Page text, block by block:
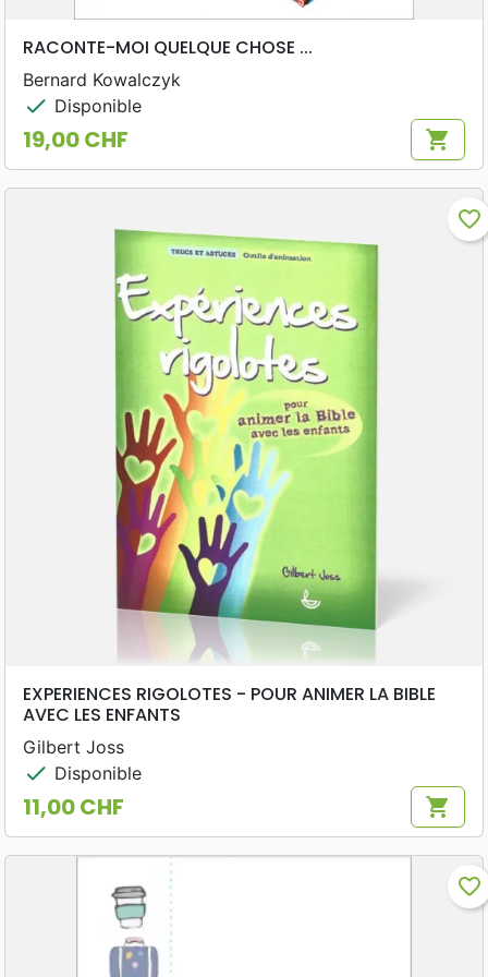
RACONTE-MOI QUELQUE CHOSE ...
Bernard Kowalczyk
check Disponible
Prix
19,00 CHF shopping_cart
favorite_border
EXPERIENCES RIGOLOTES - POUR ANIMER LA BIBLE
AVEC LES ENFANTS
Gilbert Joss
check Disponible
Prix
11,00 CHF shopping_cart
favorite_border